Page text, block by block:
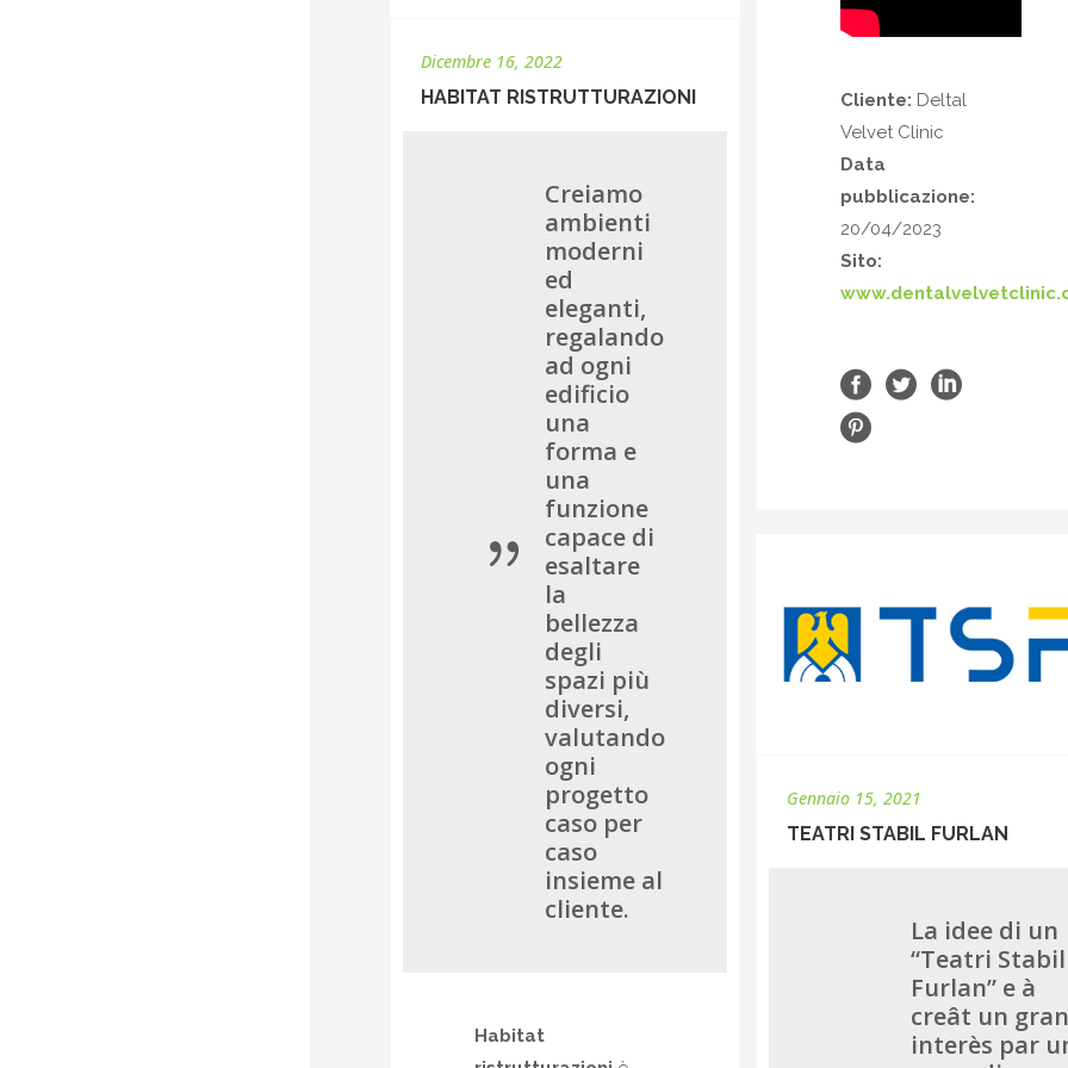
Cliente: Deltal
Velvet Clinic
Data
pubblicazione:
20/04/2023
Sito:
Dicembre 16, 2022
HABITAT RISTRUTTURAZIONI
Creiamo
ambienti
moderni
ed
eleganti,
regalando
ad ogni
edificio
una
forma e
una
funzione
capace di
esaltare
la
bellezza
degli
spazi più
diversi,
valutando
ogni
progetto
caso per
caso
insieme al
cliente.
Habitat
Gennaio 15, 2021
TEATRI STABIL FURLAN
La idee di un
“Teatri Stabil
Furlan” e à
creât un
interès par